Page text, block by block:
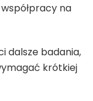
na
dalsze badania,
krótkiej